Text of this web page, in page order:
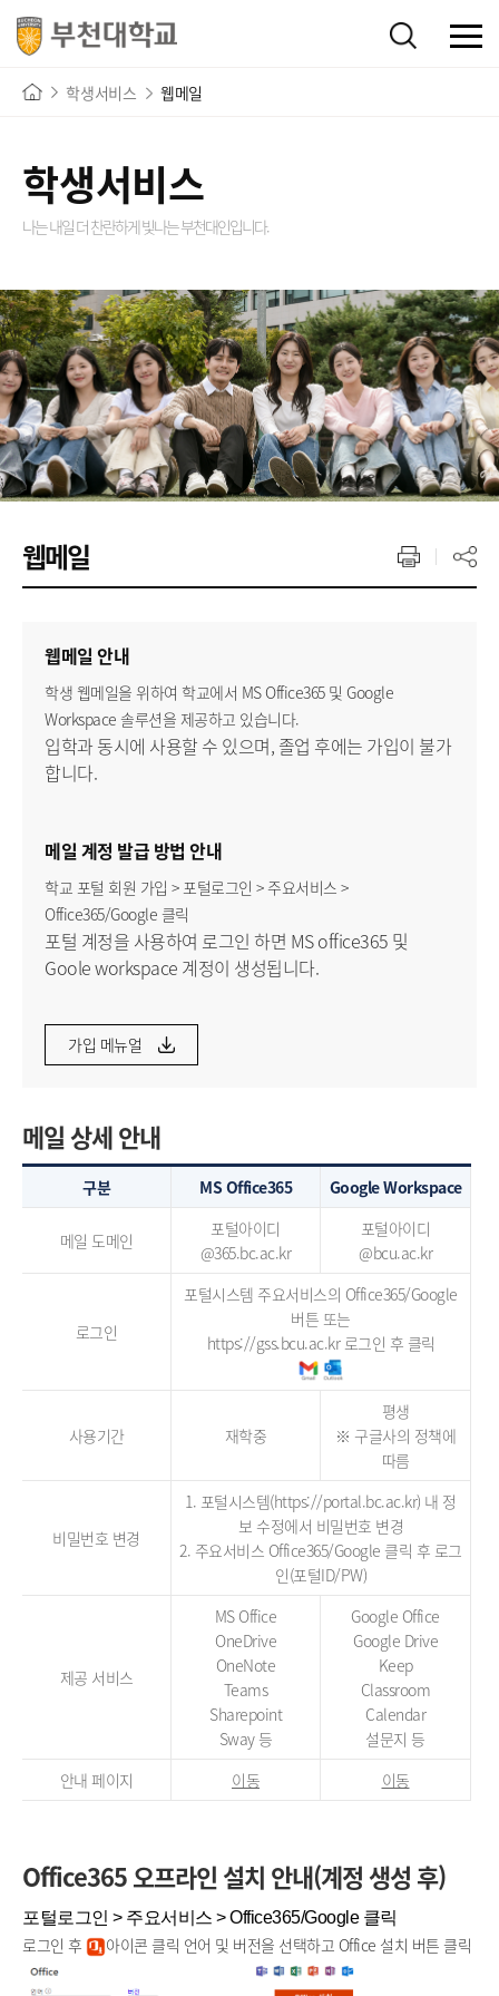
학생서비스 웹메일
학생서비스
나는 내일 더 찬란하게 빛나는부천대인입니다.
웹메일
웹메일 안내
학생 웹메일을 위하여 학교에서 MS Office365 및 Google
Workspace 솔루션을 제공하고 있습니다.
입학과 동시에 사용할 수 있으며, 졸업 후에는 가입이 불가
합니다.
메일 계정 발급 방법 안내
학교 포털 회원 가입 > 포털로그인 > 주요서비스 >
Office365/Google 클릭
포털 계정을 사용하여 로그인 하면 MS office365 및
Goole workspace 계정이 생성됩니다.
가입 메뉴얼
메일 상세 안내
구분 MS Office365 Google Workspace
메일 도메인
포털아이디
@365.bc.ac.kr
포털아이디
@bcu.ac.kr
로그인
포털시스템 주요서비스의 Office365/Google
버튼 또는
https://gss.bcu.ac.kr로그인 후 클릭
사용기간 재학중
평생
※ 구글사의 정책에
따름
비밀번호 변경
1. 포털시스템(https://portal.bc.ac.kr) 내 정
보 수정에서 비밀번호 변경
2. 주요서비스 Office365/Google 클릭 후 로그
인(포털ID/PW)
제공 서비스
MS Office
OneDrive
OneNote
Teams
Sharepoint
Sway 등
Google Office
Google Drive
Keep
Classroom
Calendar
설문지 등
안내 페이지
이동 이동
Office365 오프라인 설치 안내(계정 생성 후)
포털로그인 > 주요서비스 > Office365/Google 클릭
로그인 후 아이콘 클릭 언어 및 버전을 선택하고 Office 설치 버튼 클릭